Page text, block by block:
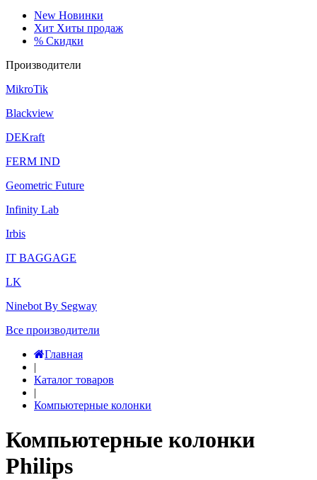
New Новинки
Хит Хиты продаж
% Скидки
Производители
MikroTik
Blackview
DEKraft
FERM IND
Geometric Future
Infinity Lab
Irbis
IT BAGGAGE
LK
Ninebot By Segway
Все производители
Главная
|
Каталог товаров
|
Компьютерные колонки
Компьютерные колонки
Philips